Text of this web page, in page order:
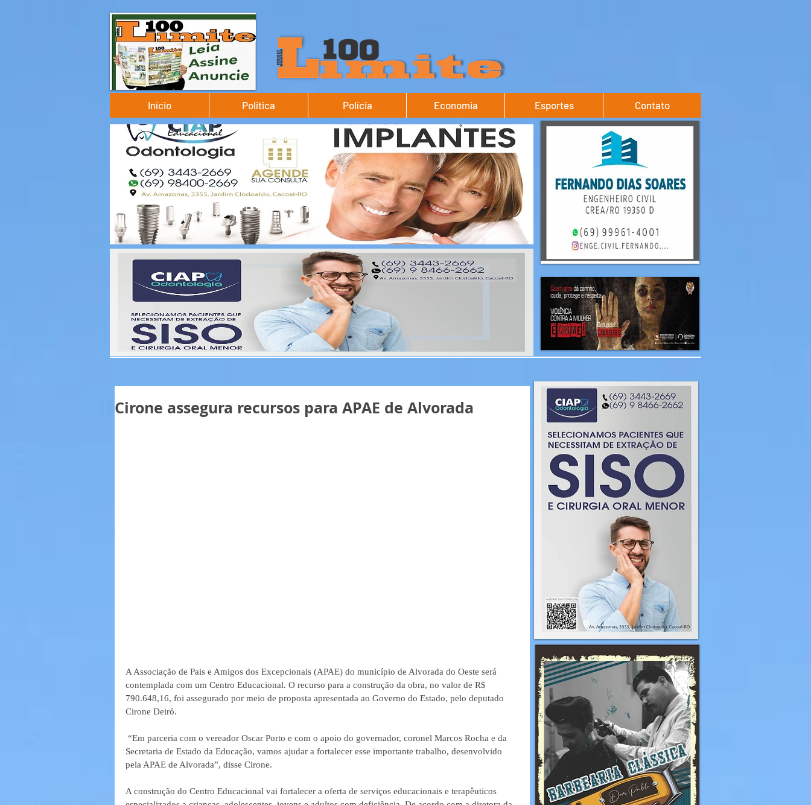
Início Política Polícia Economia Esportes Contato
Cirone assegura recursos para APAE de Alvorada
A Associação de Pais e Amigos dos Excepcionais (APAE) do município de Alvorada do Oeste será
contemplada com um Centro Educacional. O recurso para a construção da obra, no valor de R$
790.648,16, foi assegurado por meio de proposta apresentada ao Governo do Estado, pelo deputado
Cirone Deiró.
Secretaria de Estado da Educação, vamos ajudar a fortalecer esse importante trabalho, desenvolvido
pela APAE de Alvorada”, disse Cirone.
A construção do Centro Educacional vai fortalecer a oferta de serviços educacionais e terapêuticos